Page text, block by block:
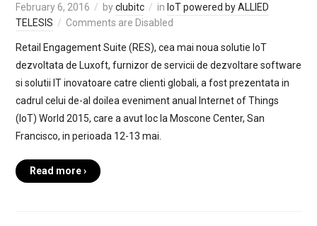
February 6, 2016 byclubitc in IoT powered by ALLIED
TELESIS
Comments are Disabled
Retail Engagement Suite (RES), cea mai noua solutie IoT
dezvoltata de Luxoft, furnizor de servicii de dezvoltare software
si solutii IT inovatoare catre clienti globali, a fost prezentata in
cadrul celui de-al doilea eveniment anual Internet of Things
(IoT) World 2015, care a avut loc la Moscone Center, San
Francisco, in perioada 12-13 mai.
Read more ›